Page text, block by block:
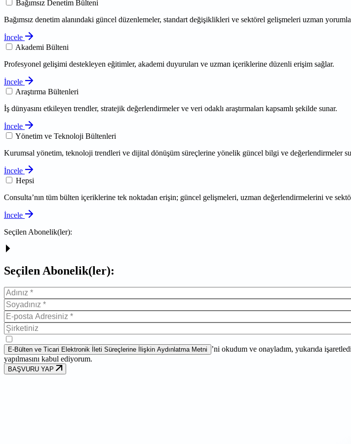
Bağımsız Denetim Bülteni
Bağımsız denetim alanındaki güncel düzenlemeler, standart değişiklikleri ve sektörel gelişmeleri uzman
İncele
Akademi Bülteni
Profesyonel gelişimi destekleyen eğitimler, akademi duyuruları ve uzman içeriklerine düzenli erişim sağlar.
İncele
Araştırma Bültenleri
İş dünyasını etkileyen trendler, stratejik değerlendirmeler ve veri odaklı araştırmaları kapsamlı şekilde sunar.
İncele
Yönetim ve Teknoloji Bültenleri
Kurumsal yönetim, teknoloji trendleri ve dijital dönüşüm süreçlerine yönelik güncel bilgi ve değerlendirmeler
İncele
Hepsi
Consulta’nın tüm bülten içeriklerine tek noktadan erişin; güncel gelişmeleri, uzman değerlendirmelerini ve
İncele
Seçilen Abonelik(ler):
Seçilen Abonelik(ler):
E-Bülten ve Ticari Elektronik İleti Süreçlerine İlişkin Aydınlatma Metni
’ni okudum ve onayladım, yukarıda
yapılmasını kabul ediyorum.
BAŞVURU YAP